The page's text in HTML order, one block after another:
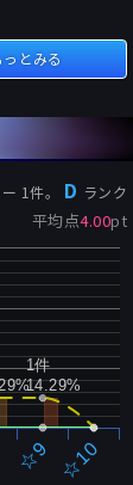
っとみる
1件。 D ランク
平均点4.00pt
☆9 ☆10
1件
14.29%